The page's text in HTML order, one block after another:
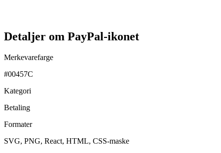
Detaljer om PayPal-ikonet
Merkevarefarge
#00457C
Kategori
Betaling
Formater
SVG, PNG, React, HTML, CSS-maske